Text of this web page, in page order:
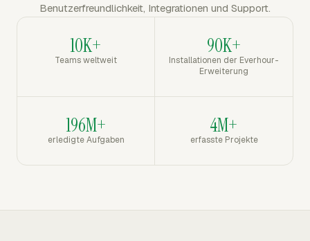
Benutzerfreundlichkeit, Integrationen und Support.
10K+
Teams weltweit
90K+
Installationen der Everhour-
Erweiterung
196M+
erledigte Aufgaben
4M+
erfasste Projekte